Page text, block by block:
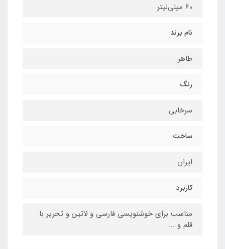
60 میلی‌لیتر
نام برند
طاهر
رنگ
سرخابی
ساخت
ایران
کاربرد
مناسب برای خوشنویسی فارسی و لاتین و تحریر با
قلم و ...